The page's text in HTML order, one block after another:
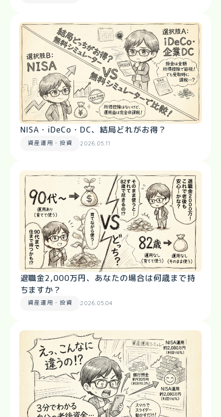
NISA・iDeCo・DC、結局どれがお得？
資産運用・投資 2026.05.11
退職金2,000万円、あなたの場合は何歳まで持
ちますか？
資産運用・投資 2026.05.04